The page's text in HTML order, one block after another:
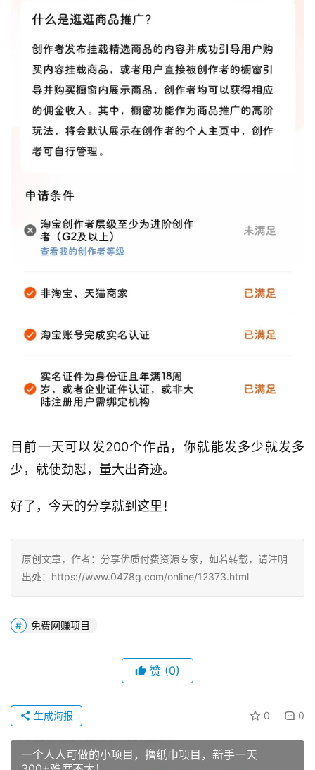
目前一天可以发200个作品，你就能发多少就发多
少，就使劲怼，量大出奇迹。
好了，今天的分享就到这里！
原创文章，作者：分享优质付费资源专家，如若转载，请注明
出处：https://www.0478g.com/online/12373.html
免费网赚项目
赞 (0)
0 0
生成海报
一个人人可做的小项目，撸纸巾项目，新手一天